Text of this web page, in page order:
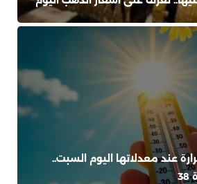
عند معدلاتها اليوم السبت..